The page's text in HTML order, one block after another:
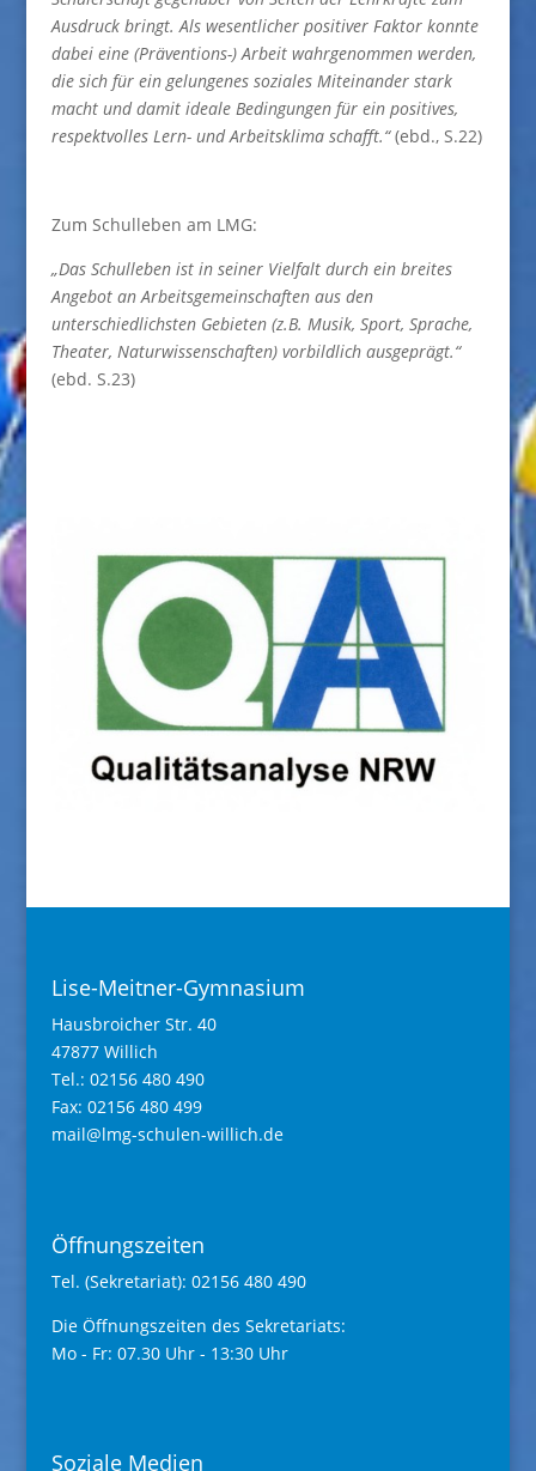
Ausdruck bringt. Als wesentlicher positiver Faktor konnte
dabei eine (Präventions-) Arbeit wahrgenommen werden,
die sich für ein gelungenes soziales Miteinander stark
macht und damit ideale Bedingungen für ein positives,
respektvolles Lern- und Arbeitsklima schafft.“(ebd., S.22)
Zum Schulleben am LMG:
„Das Schulleben ist in seiner Vielfalt durch ein breites
Angebot an Arbeitsgemeinschaften aus den
unterschiedlichsten Gebieten (z.B. Musik, Sport, Sprache,
Theater, Naturwissenschaften) vorbildlich ausgeprägt.“
(ebd. S.23)
Lise-Meitner-Gymnasium
Hausbroicher Str. 40
47877 Willich
Tel.: 02156 480 490
Fax: 02156 480 499
mail@lmg-schulen-willich.de
Öffnungszeiten
Tel. (Sekretariat): 02156 480 490
Die Öffnungszeiten des Sekretariats:
Mo - Fr: 07.30 Uhr - 13:30 Uhr
Soziale Medien